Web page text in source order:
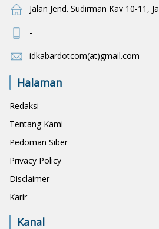
Jalan Jend. Sudirman Kav 10-11,
-
idkabardotcom(at)gmail.com
Halaman
Redaksi
Tentang Kami
Pedoman Siber
Privacy Policy
Disclaimer
Karir
Kanal